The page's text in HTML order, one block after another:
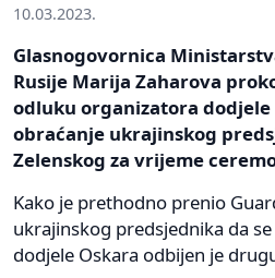
10.03.2023.
Glasnogovornica
Rusije Marija Zaharova
odluku organizatora dodjele
obraćanje ukrajinskog
Zelenskog za vrijeme
Kako je prethodno prenio
ukrajinskog predsjednika da
dodjele Oskara odbijen je